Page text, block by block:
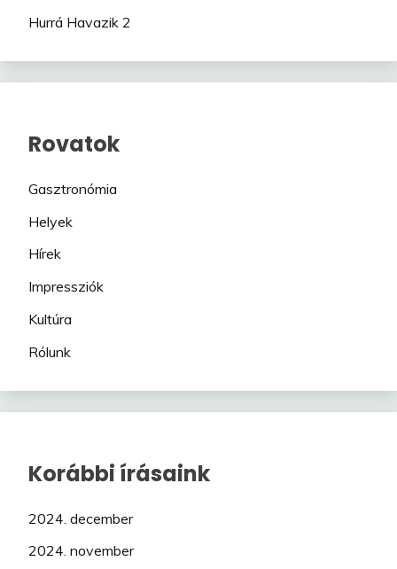
Hurrá Havazik 2
Rovatok
Gasztronómia
Helyek
Hírek
Impressziók
Kultúra
Rólunk
Korábbi írásaink
2024. december
2024. november